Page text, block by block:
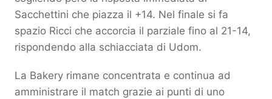
Sacchettini che piazza il +14. Nel finale si fa
spazio Ricci che accorcia il parziale fino al 21-14,
rispondendo alla schiacciata di Udom.
La Bakery rimane concentrata e continua ad
amministrare il match grazie ai punti di uno